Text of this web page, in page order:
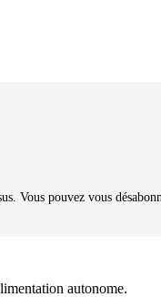
Vous pouvez vous
autonome.